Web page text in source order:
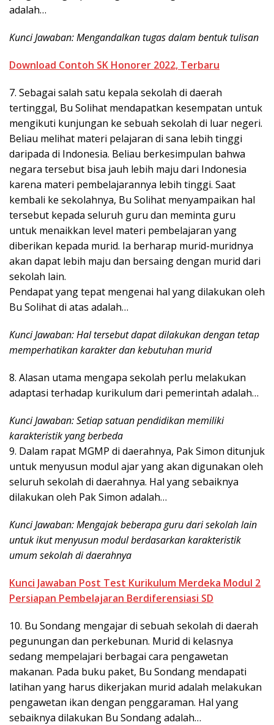
adalah…
Kunci Jawaban: Mengandalkan tugas dalam bentuk tulisan
Download Contoh SK Honorer 2022, Terbaru
7. Sebagai salah satu kepala sekolah di daerah
tertinggal, Bu Solihat mendapatkan kesempatan untuk
mengikuti kunjungan ke sebuah sekolah di luar negeri.
Beliau melihat materi pelajaran di sana lebih tinggi
daripada di Indonesia. Beliau berkesimpulan bahwa
negara tersebut bisa jauh lebih maju dari Indonesia
karena materi pembelajarannya lebih tinggi. Saat
kembali ke sekolahnya, Bu Solihat menyampaikan hal
tersebut kepada seluruh guru dan meminta guru
untuk menaikkan level materi pembelajaran yang
diberikan kepada murid. Ia berharap murid-muridnya
akan dapat lebih maju dan bersaing dengan murid dari
sekolah lain.
Pendapat yang tepat mengenai hal yang dilakukan oleh
Bu Solihat di atas adalah…
Kunci Jawaban: Hal tersebut dapat dilakukan dengan tetap
memperhatikan karakter dan kebutuhan murid
8. Alasan utama mengapa sekolah perlu melakukan
adaptasi terhadap kurikulum dari pemerintah adalah…
Kunci Jawaban: Setiap satuan pendidikan memiliki
karakteristik yang berbeda
9. Dalam rapat MGMP di daerahnya, Pak Simon ditunjuk
untuk menyusun modul ajar yang akan digunakan oleh
seluruh sekolah di daerahnya. Hal yang sebaiknya
dilakukan oleh Pak Simon adalah…
Kunci Jawaban: Mengajak beberapa guru dari sekolah lain
untuk ikut menyusun modul berdasarkan karakteristik
umum sekolah di daerahnya
Kunci Jawaban Post Test Kurikulum Merdeka Modul 2
Persiapan Pembelajaran Berdiferensiasi SD
10. Bu Sondang mengajar di sebuah sekolah di daerah
pegunungan dan perkebunan. Murid di kelasnya
sedang mempelajari berbagai cara pengawetan
makanan. Pada buku paket, Bu Sondang mendapati
latihan yang harus dikerjakan murid adalah melakukan
pengawetan ikan dengan penggaraman. Hal yang
sebaiknya dilakukan Bu Sondang adalah…